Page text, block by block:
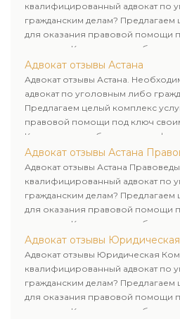
квалифицированный адвокат по
гражданским делам? Предлагаем
для оказания правовой помощи
клиентам. Комплексное
юридических лиц.
клиенту.
Адвокат отзывы Астана
Адвокат отзывы Астана.
адвокат по уголовным либо
Предлагаем целый комплекс
правовой помощи под ключ
Комплексное обслуживание
лиц. Индивидуальный подход к
Адвокат отзывы Астана
Адвокат отзывы Астана
квалифицированный адвокат по
гражданским делам? Предлагаем
для оказания правовой помощи
клиентам. Комплексное
юридических лиц.
клиенту.
Адвокат отзывы
Адвокат отзывы Юридическая
квалифицированный адвокат по
гражданским делам? Предлагаем
для оказания правовой помощи
клиентам. Комплексное